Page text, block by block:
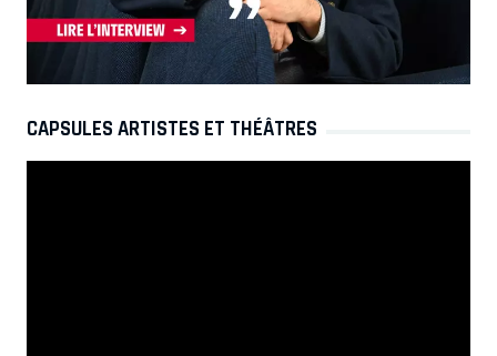
CAPSULES ARTISTES ET THÉÂTRES